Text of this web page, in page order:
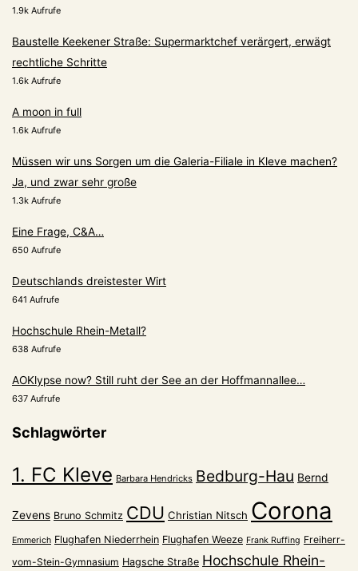
1.9k Aufrufe
Baustelle Keekener Straße: Supermarktchef verärgert, erwägt
rechtliche Schritte
1.6k Aufrufe
A moon in full
1.6k Aufrufe
Müssen wir uns Sorgen um die Galeria-Filiale in Kleve machen?
Ja, und zwar sehr große
1.3k Aufrufe
Eine Frage, C&A…
650 Aufrufe
Deutschlands dreistester Wirt
641 Aufrufe
Hochschule Rhein-Metall?
638 Aufrufe
AOKlypse now? Still ruht der See an der Hoffmannallee…
637 Aufrufe
Schlagwörter
1. FC Kleve Barbara Hendricks Bedburg-Hau Bernd
Zevens Bruno Schmitz CDU Christian Nitsch Corona
Emmerich Flughafen Niederrhein Flughafen Weeze Frank Ruffing Freiherr-
vom-Stein-Gymnasium Hagsche Straße Hochschule Rhein-